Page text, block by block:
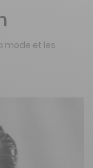
mode et les